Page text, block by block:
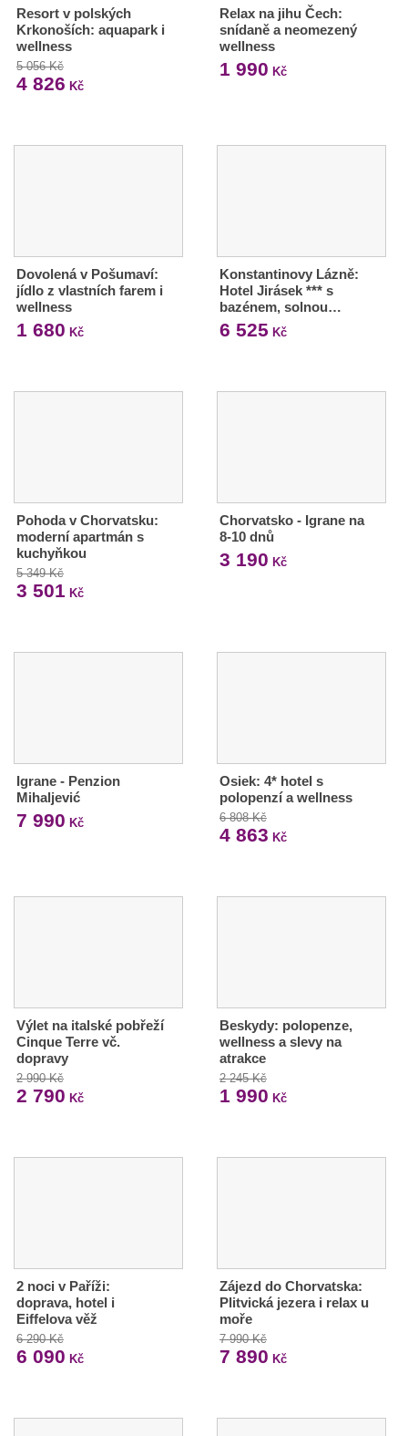
Resort v polských
Krkonoších: aquapark i
wellness
5 056 Kč
4 826 Kč
Relax na jihu Čech:
snídaně a neomezený
wellness
1 990 Kč
Dovolená v Pošumaví:
jídlo z vlastních farem i
wellness
1 680 Kč
Konstantinovy Lázně:
Hotel Jirásek *** s
bazénem, solnou…
6 525 Kč
Pohoda v Chorvatsku:
moderní apartmán s
kuchyňkou
5 349 Kč
3 501 Kč
Chorvatsko - Igrane na
8-10 dnů
3 190 Kč
Igrane - Penzion
Mihaljević
7 990 Kč
Osiek: 4* hotel s
polopenzí a wellness
6 808 Kč
4 863 Kč
Výlet na italské pobřeží
Cinque Terre vč.
dopravy
2 990 Kč
2 790 Kč
Beskydy: polopenze,
wellness a slevy na
atrakce
2 245 Kč
1 990 Kč
2 noci v Paříži:
doprava, hotel i
Eiffelova věž
6 290 Kč
6 090 Kč
Zájezd do Chorvatska:
Plitvická jezera i relax u
moře
7 990 Kč
7 890 Kč